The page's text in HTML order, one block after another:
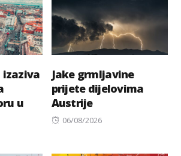
u
Jake grmljavine
prijete dijelovima
Austrije
Posted
06/08/2026